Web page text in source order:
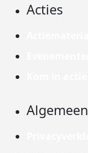
Acties
Algemeen